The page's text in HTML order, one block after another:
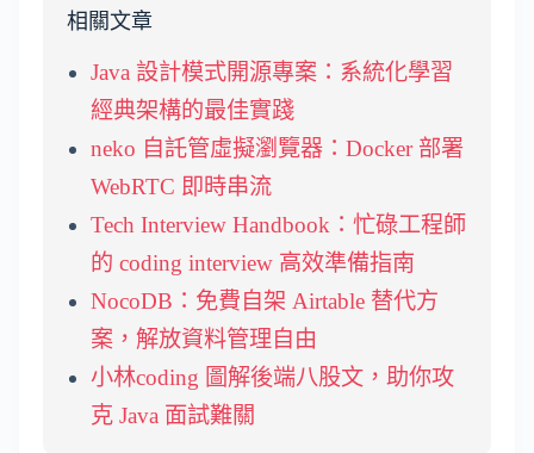
相關文章
Java 設計模式開源專案：系統化學習
經典架構的最佳實踐
neko 自託管虛擬瀏覽器：Docker 部署
WebRTC 即時串流
Tech Interview Handbook：忙碌工程師
的 coding interview 高效準備指南
NocoDB：免費自架 Airtable 替代方
案，解放資料管理自由
小林coding 圖解後端八股文，助你攻
克 Java 面試難關